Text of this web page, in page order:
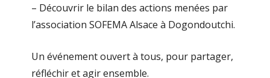
– Découvrir le bilan des actions menées par
l’association SOFEMA Alsace à Dogondoutchi.
Un événement ouvert à tous, pour partager,
réfléchir et agir ensemble.